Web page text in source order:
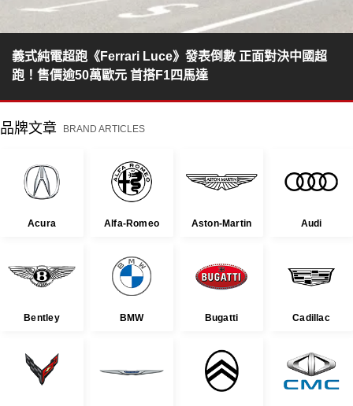
義式純電超跑《Ferrari Luce》發表倒數 正面對決中國超
跑！售價逾50萬歐元 首搭F1四馬達
品牌文章 BRAND ARTICLES
Acura Alfa-Romeo Aston-Martin Audi
Bentley BMW Bugatti Cadillac